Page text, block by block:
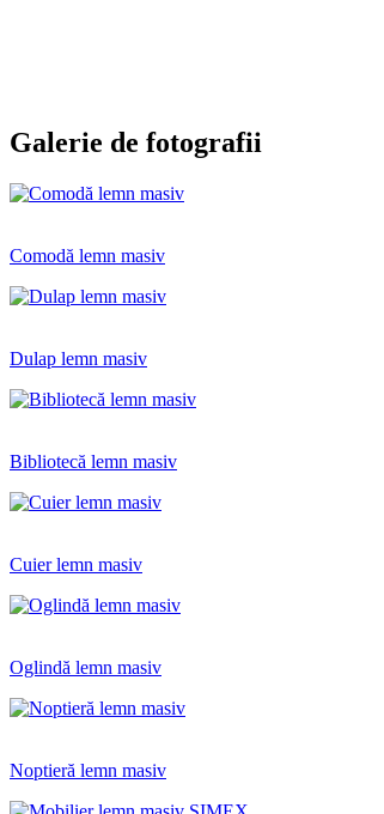
Galerie de fotografii
Comodă lemn masiv
Dulap lemn masiv
Bibliotecă lemn masiv
Cuier lemn masiv
Oglindă lemn masiv
Noptieră lemn masiv